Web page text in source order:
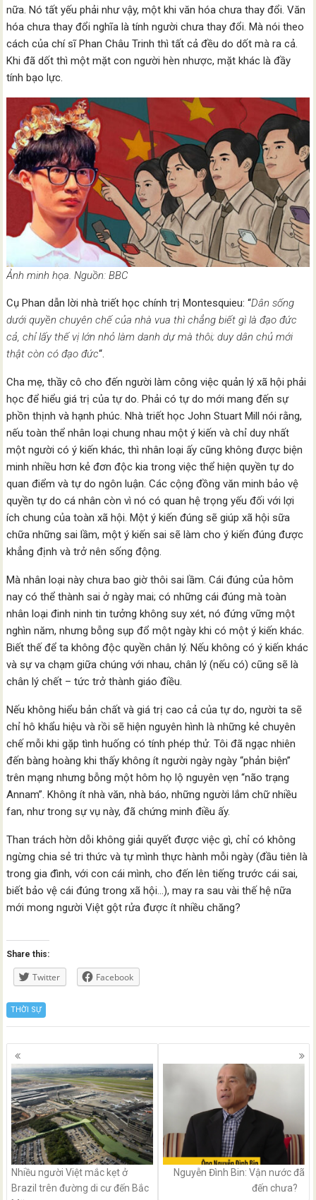
nữa. Nó tất yếu phải như vậy, một khi văn hóa chưa thay đổi. Văn
hóa chưa thay đổi nghĩa là tính người chưa thay đổi. Mà nói theo
cách của chí sĩ Phan Châu Trinh thì tất cả đều do dốt mà ra cả.
Khi đã dốt thì một mặt con người hèn nhược, mặt khác là đầy
tính bạo lực.
Ảnh minh họa. Nguồn: BBC
Cụ Phan dẫn lời nhà triết học chính trị Montesquieu: “Dân sống
dưới quyền chuyên chế của nhà vua thì chẳng biết gì là đạo đức
cả, chỉ lấy thế vị lớn nhỏ làm danh dự mà thôi; duy dân chủ mới
thật còn có đạo đức“.
Cha mẹ, thầy cô cho đến người làm công việc quản lý xã hội phải
học để hiểu giá trị của tự do. Phải có tự do mới mang đến sự
phồn thịnh và hạnh phúc. Nhà triết học John Stuart Mill nói rằng,
nếu toàn thể nhân loại chung nhau một ý kiến và chỉ duy nhất
một người có ý kiến khác, thì nhân loại ấy cũng không được biện
minh nhiều hơn kẻ đơn độc kia trong việc thể hiện quyền tự do
quan điểm và tự do ngôn luận. Các cộng đồng văn minh bảo vệ
quyền tự do cá nhân còn vì nó có quan hệ trọng yếu đối với lợi
ích chung của toàn xã hội. Một ý kiến đúng sẽ giúp xã hội sữa
chữa những sai lầm, một ý kiến sai sẽ làm cho ý kiến đúng được
khẳng định và trở nên sống động.
Mà nhân loại này chưa bao giờ thôi sai lầm. Cái đúng của hôm
nay có thể thành sai ở ngày mai; có những cái đúng mà toàn
nhân loại đinh ninh tin tưởng không suy xét, nó đứng vững một
nghìn năm, nhưng bỗng sụp đổ một ngày khi có một ý kiến khác.
Biết thế để ta không độc quyền chân lý. Nếu không có ý kiến khác
và sự va chạm giữa chúng với nhau, chân lý (nếu có) cũng sẽ là
chân lý chết – tức trở thành giáo điều.
Nếu không hiểu bản chất và giá trị cao cả của tự do, người ta sẽ
chỉ hô khẩu hiệu và rồi sẽ hiện nguyên hình là những kẻ chuyên
chế mỗi khi gặp tình huống có tính phép thử. Tôi đã ngạc nhiên
đến bàng hoàng khi thấy không ít người ngày ngày “phản biện”
trên mạng nhưng bỗng một hôm họ lộ nguyên vẹn “não trạng
Annam”. Không ít nhà văn, nhà báo, những người lắm chữ nhiều
fan, như trong sự vụ này, đã chứng minh điều ấy.
Than trách hờn dỗi không giải quyết được việc gì, chỉ có không
ngừng chia sẻ tri thức và tự mình thực hành mỗi ngày (đầu tiên là
trong gia đình, với con cái mình, cho đến lên tiếng trước cái sai,
biết bảo vệ cái đúng trong xã hội…), may ra sau vài thế hệ nữa
mới mong người Việt gột rửa được ít nhiều chăng?
Share this:
Twitter Facebook
THỜI SỰ
Posts
navigation
Nhiều người Việt mắc kẹt ở
Brazil trên đường di cư đến Bắc
Nguyễn Đình Bin: Vận nước đã
đến chưa?